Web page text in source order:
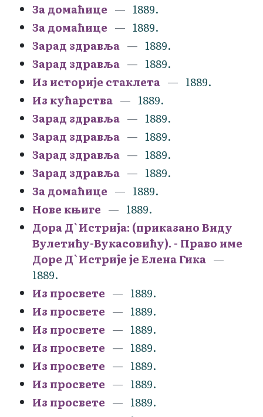
За домаћице
1889.
За домаћице
1889.
Зарад здравља
1889.
Зарад здравља
1889.
Из историје стаклета
1889.
Из кућарства
1889.
Зарад здравља
1889.
Зарад здравља
1889.
Зарад здравља
1889.
Зарад здравља
1889.
За домаћице
1889.
Нове књиге
1889.
Дора Д`Истрија: (приказано Виду
Вулетићу-Вукасовићу). - Право име
Доре Д`Истрије је Елена Гика
1889.
Из просвете
1889.
Из просвете
1889.
Из просвете
1889.
Из просвете
1889.
Из просвете
1889.
Из просвете
1889.
Из просвете
1889.